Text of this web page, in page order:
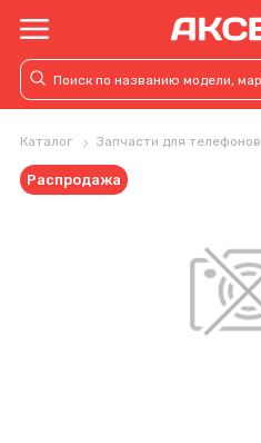
Каталог Запчасти для телефонов
Распродажа